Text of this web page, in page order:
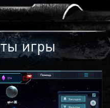
игры